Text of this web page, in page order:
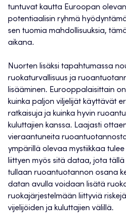
tuntuvat kautta Euroopan
potentiaalisin ryhmä
sen tuomia mahdollisuuksia,
aikana.
Nuorten lisäksi tapahtumassa
ruokaturvallisuus ja
lisääminen. Eurooppalaisittain
kuinka paljon viljelijät käyttävät
ratkaisuja ja kuinka hyvin
kuluttajien kanssa. Laajasti
vieraantuneita
ympärillä olevaa mystiikkaa
liittyen myös sitä dataa, jota
tullaan ruoantuotannon osana
datan avulla voidaan lisätä
ruokajärjestelmään liittyviä
vijelijöiden ja kuluttajien välillä.